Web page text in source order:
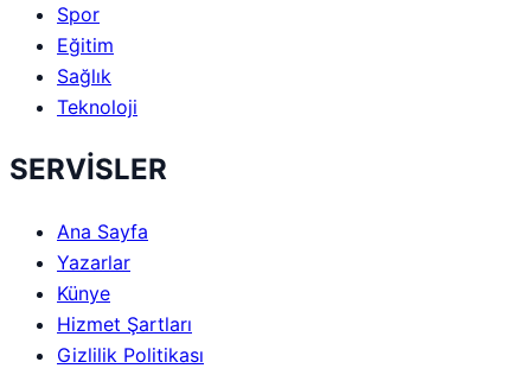
Spor
Eğitim
Sağlık
Teknoloji
SERVİSLER
Ana Sayfa
Yazarlar
Künye
Hizmet Şartları
Gizlilik Politikası